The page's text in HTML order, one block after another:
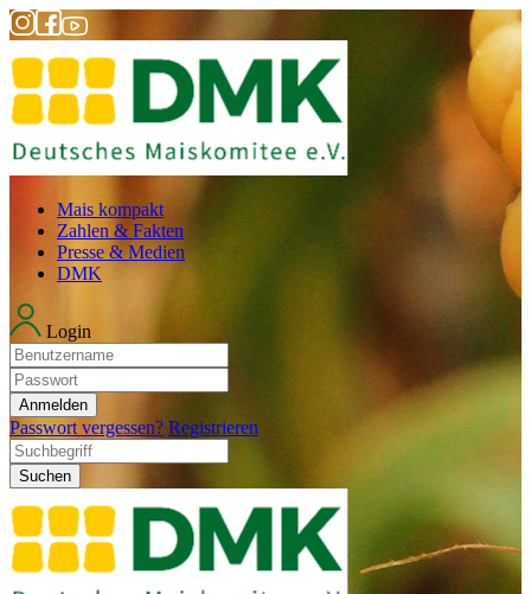
Mais kompakt
Zahlen & Fakten
Presse & Medien
DMK
Login
Anmelden
Passwort vergessen? Registrieren
Suchen